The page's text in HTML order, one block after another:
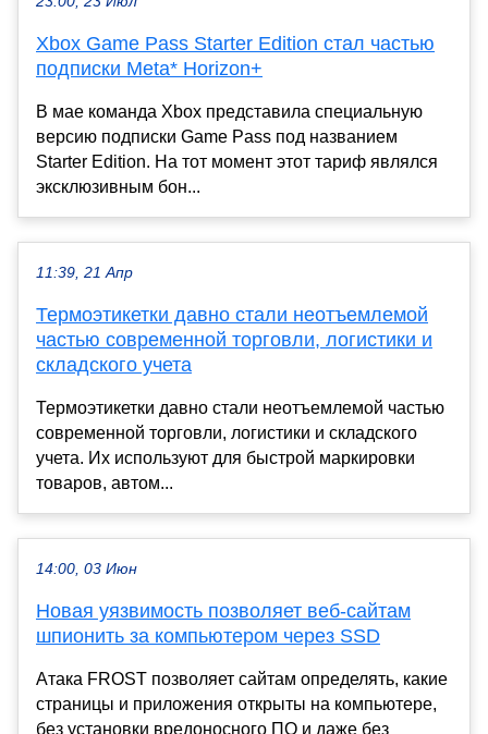
Xbox Game Pass Starter Edition стал частью
подписки Meta* Horizon+
В мае команда Xbox представила специальную
версию подписки Game Pass под названием
Starter Edition. На тот момент этот тариф являлся
эксклюзивным бон...
11:39, 21 Апр
Термоэтикетки давно стали неотъемлемой
частью современной торговли, логистики и
складского учета
Термоэтикетки давно стали неотъемлемой частью
современной торговли, логистики и складского
учета. Их используют для быстрой маркировки
товаров, автом...
14:00, 03 Июн
Новая уязвимость позволяет веб-сайтам
шпионить за компьютером через SSD
Атака FROST позволяет сайтам определять, какие
страницы и приложения открыты на компьютере,
без установки вредоносного ПО и даже без